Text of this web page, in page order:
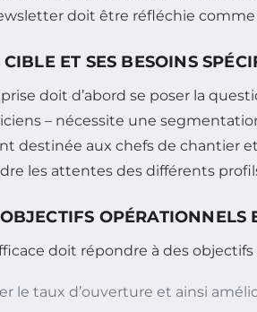
doit être réfléchie
ET SES BESOINS
doit d’abord se poser la
– nécessite une
destinée aux chefs de chantier
les attentes des différents
OPÉRATIONNELS
doit répondre à des
le taux d’ouverture et ainsi